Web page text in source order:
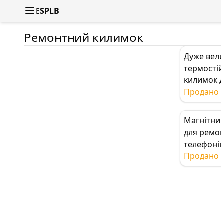
ESPLB
Ремонтний килимок
Дуже
килимок
паяння
чистий
килимок
ремонту,
сірий/
Продано
для
для
Продано